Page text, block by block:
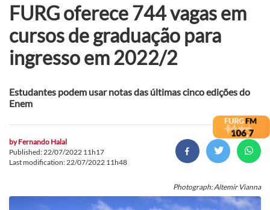
FURG oferece 744 vagas em
cursos de graduação para
ingresso em 2022/2
Estudantes podem usar notas das últimas cinco edições do
Enem
byFernando Halal
Published: 22/07/2022 11h17
Last modification: 22/07/2022 11h48
Photograph: Altemir Vianna